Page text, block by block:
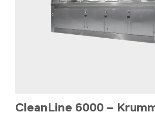
CleanLine 6000 –